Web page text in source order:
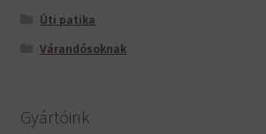
Úti patika
Várandósoknak
Gyártóink